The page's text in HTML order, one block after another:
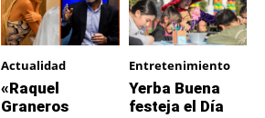
Actualidad
«Raquel
Graneros
Entretenimiento
Yerba Buena
festeja el Día